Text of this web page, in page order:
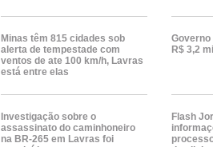
Minas têm 815 cidades sob
alerta de tempestade com
ventos de ate 100 km/h, Lavras
está entre elas
Governo
R$ 3,2
Investigação sobre o
assassinato do caminhoneiro
na BR-265 em Lavras foi
Flash